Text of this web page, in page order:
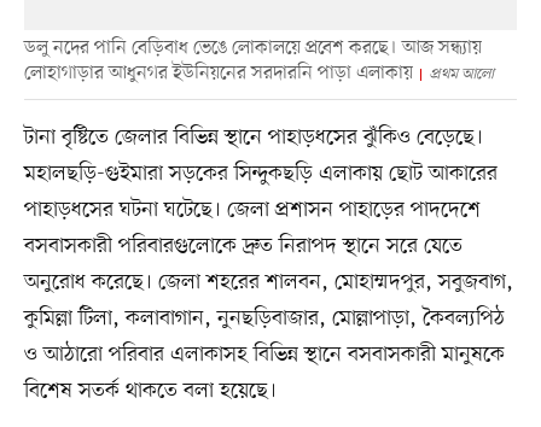
ডলু নদের পানি বেড়িবাধ ভেঙে লোকালয়ে প্রবেশ করছে। আজ সন্ধ্যায়
লোহাগাড়ার আধুনগর ইউনিয়নের সরদারনি পাড়া এলাকায়
প্রথম আলো
টানা বৃষ্টিতে জেলার বিভিন্ন স্থানে পাহাড়ধসের ঝুঁকিও বেড়েছে।
মহালছড়ি-গুইমারা সড়কের সিন্দুকছড়ি এলাকায় ছোট আকারের
পাহাড়ধসের ঘটনা ঘটেছে। জেলা প্রশাসন পাহাড়ের পাদদেশে
বসবাসকারী পরিবারগুলোকে দ্রুত নিরাপদ স্থানে সরে যেতে
অনুরোধ করেছে। জেলা শহরের শালবন, মোহাম্মদপুর, সবুজবাগ,
কুমিল্লা টিলা, কলাবাগান, নুনছড়িবাজার, মোল্লাপাড়া, কৈবল্যপিঠ
ও আঠারো পরিবার এলাকাসহ বিভিন্ন স্থানে বসবাসকারী মানুষকে
বিশেষ সতর্ক থাকতে বলা হয়েছে।